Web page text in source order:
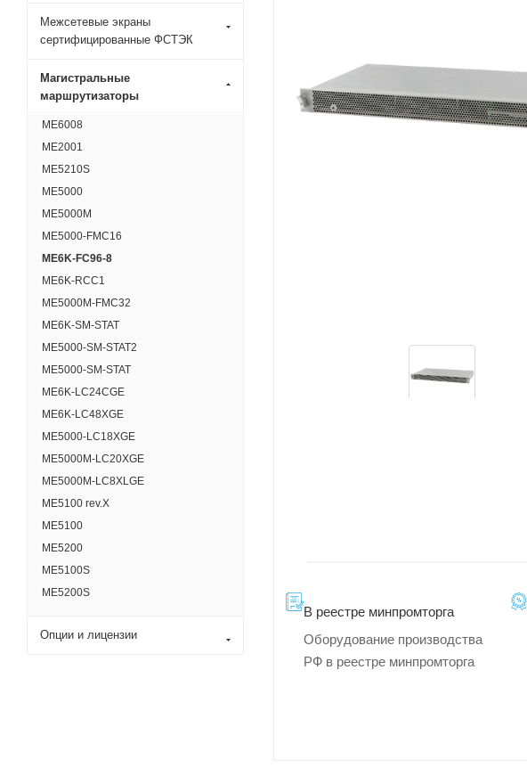
В реестре минпромторга
Оборудование производства
РФ в реестре минпромторга
Межсетевые экраны
сертифицированные ФСТЭК
Магистральные
маршрутизаторы
ME6008
ME2001
ME5210S
ME5000
ME5000M
ME5000-FMC16
ME6K-FC96-8
ME6K-RCC1
ME5000M-FMC32
ME6K-SM-STAT
ME5000-SM-STAT2
ME5000-SM-STAT
ME6K-LC24CGE
ME6K-LC48XGE
ME5000-LC18XGE
ME5000M-LC20XGE
ME5000M-LC8XLGE
ME5100 rev.X
ME5100
ME5200
MЕ5100S
ME5200S
Опции и лицензии